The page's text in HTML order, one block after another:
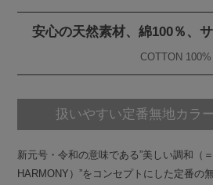
安心の天然素材、綿100％、
COTTON 100%
扱いやすい定番無地カラ
新元号・令和の意味である”美しい調和（
HARMONY）”をコンセプトにした定番の